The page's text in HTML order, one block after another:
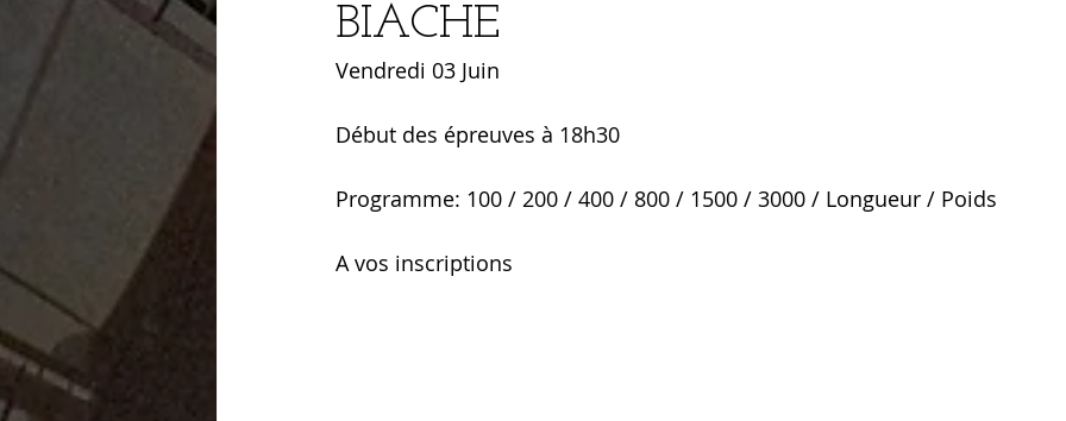
BIACHE
Vendredi 03 Juin
Début des épreuves à 18h30
Programme: 100 / 200 / 400 / 800 / 1500 / 3000 / Longueur / Poids
A vos inscriptions